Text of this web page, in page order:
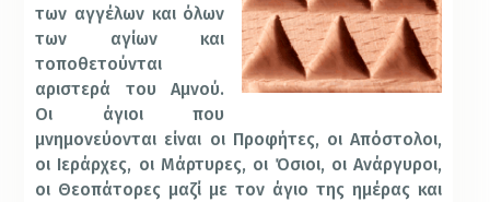
των αγγέλων και όλων
των αγίων και
τοποθετούνται
αριστερά του Αμνού.
Οι άγιοι που
μνημονεύονται είναι οι Προφήτες, οι Απόστολοι,
οι Ιεράρχες, οι Μάρτυρες, οι Όσιοι, οι Ανάργυροι,
οι Θεοπάτορες μαζί με τον άγιο της ημέρας και